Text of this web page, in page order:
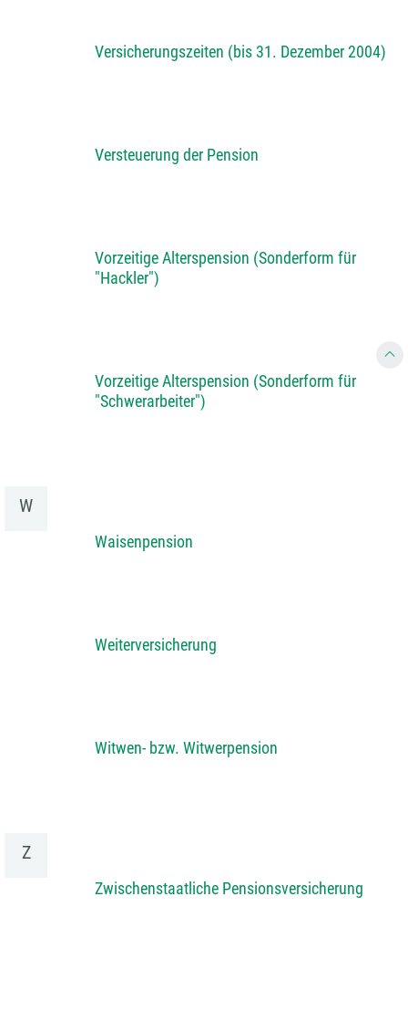
Versicherungszeiten (bis 31. Dezember 2004)
Versteuerung der Pension
Vorzeitige Alterspension (Sonderform für
"Hackler")
Vorzeitige Alterspension (Sonderform für
"Schwerarbeiter")
W
Waisenpension
Weiterversicherung
Witwen- bzw. Witwerpension
Z
Zwischenstaatliche Pensionsversicherung